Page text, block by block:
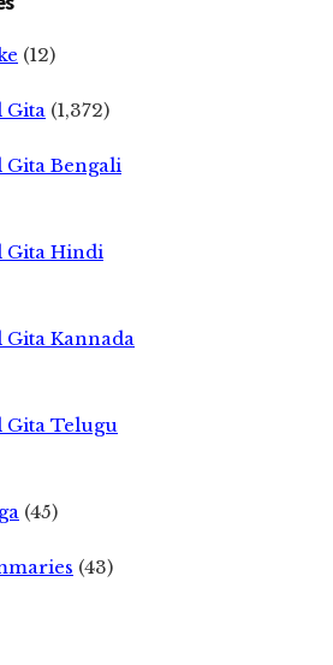
(12)
Gita (1,372)
Gita Bengali
Gita Hindi
Gita Kannada
Gita Telugu
(45)
(43)